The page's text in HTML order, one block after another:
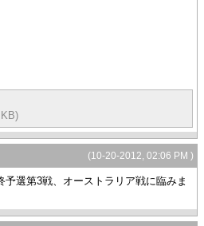
(10-20-2012, 02:06 PM )
選第3戦、オーストラリア戦に臨みま